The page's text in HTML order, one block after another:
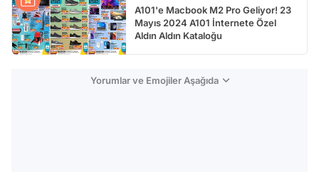
A101'e Macbook M2 Pro Geliyor! 23
Mayıs 2024 A101 İnternete Özel
Aldın Aldın Kataloğu
Yorumlar ve Emojiler Aşağıda